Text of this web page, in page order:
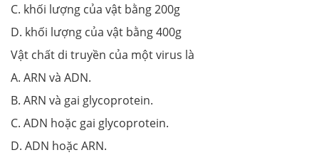
C. khối lượng của vật bằng 200g
D. khối lượng của vật bằng 400g
Vật chất di truyền của một virus là
A. ARN và ADN.
B. ARN và gai glycoprotein.
C. ADN hoặc gai glycoprotein.
D. ADN hoặc ARN.